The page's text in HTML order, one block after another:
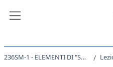
236SM-1 - ELEMENTI DI "SCIENTIFIC WRITING" MODULO A 2020